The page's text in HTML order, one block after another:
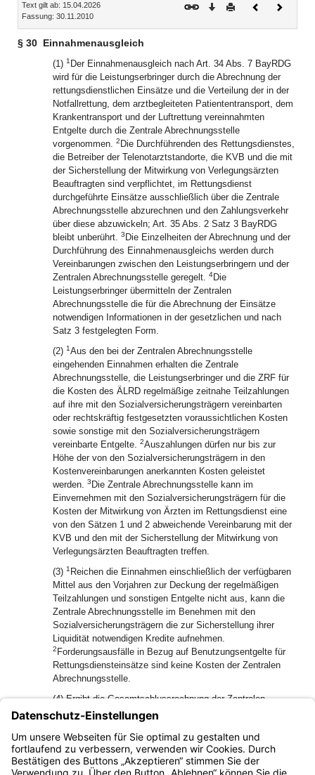
Text gilt ab: 15.04.2026
Fassung: 30.11.2010
Download
DruckenVorheriges
§ 30 Einnahmenausgleich
(1) 1 Der Einnahmenausgleich nach Art. 34 Abs. 7 BayRDG
wird für die Leistungserbringer durch die Abrechnung der
rettungsdienstlichen Einsätze und die Verteilung der in der
Notfallrettung, dem arztbegleiteten Patiententransport, dem
Krankentransport und der Luftrettung vereinnahmten
Entgelte durch die Zentrale Abrechnungsstelle
vorgenommen. 2 Die Durchführenden des Rettungsdienstes,
die Betreiber der Telenotarztstandorte, die KVB und die mit
der Sicherstellung der Mitwirkung von Verlegungsärzten
Beauftragten sind verpflichtet, im Rettungsdienst
durchgeführte Einsätze ausschließlich über die Zentrale
Abrechnungsstelle abzurechnen und den Zahlungsverkehr
über diese abzuwickeln; Art. 35 Abs. 2 Satz 3 BayRDG
bleibt unberührt. 3 Die Einzelheiten der Abrechnung und der
Durchführung des Einnahmenausgleichs werden durch
Vereinbarungen zwischen den Leistungserbringern und der
Zentralen Abrechnungsstelle geregelt. 4Die
Leistungserbringer übermitteln der Zentralen
Abrechnungsstelle die für die Abrechnung der Einsätze
notwendigen Informationen in der gesetzlichen und nach
Satz 3 festgelegten Form.
(2) 1Aus den bei der Zentralen Abrechnungsstelle
eingehenden Einnahmen erhalten die Zentrale
Abrechnungsstelle, die Leistungserbringer und die ZRF für
die Kosten des ÄLRD regelmäßige zeitnahe Teilzahlungen
auf ihre mit den Sozialversicherungsträgern vereinbarten
oder rechtskräftig festgesetzten voraussichtlichen Kosten
sowie sonstige mit den Sozialversicherungsträgern
vereinbarte Entgelte. 2Auszahlungen dürfen nur bis zur
Höhe der von den Sozialversicherungsträgern in den
Kostenvereinbarungen anerkannten Kosten geleistet
werden. 3 Die Zentrale Abrechnungsstelle kann im
Einvernehmen mit den Sozialversicherungsträgern für die
Kosten der Mitwirkung von Ärzten im Rettungsdienst eine
von den Sätzen 1 und 2 abweichende Vereinbarung mit der
KVB und den mit der Sicherstellung der Mitwirkung von
Verlegungsärzten Beauftragten treffen.
(3) 1 Reichen die Einnahmen einschließlich der verfügbaren
Mittel aus den Vorjahren zur Deckung der regelmäßigen
Teilzahlungen und sonstigen Entgelte nicht aus, kann die
Zentrale Abrechnungsstelle im Benehmen mit den
Sozialversicherungsträgern die zur Sicherstellung ihrer
Liquidität notwendigen Kredite aufnehmen.
2 Forderungsausfälle in Bezug auf Benutzungsentgelte für
Rettungsdiensteinsätze sind keine Kosten der Zentralen
Abrechnungsstelle.
(4) Ergibt die Gesamtschlussrechnung der Zentralen
Abrechnungsstelle einen Einnahmenüberschuss, kann der
Überschuss dieser von den Sozialversicherungsträgern
ganz oder teilweise zur Sicherstellung der Liquidität zur
Verfügung gestellt werden.